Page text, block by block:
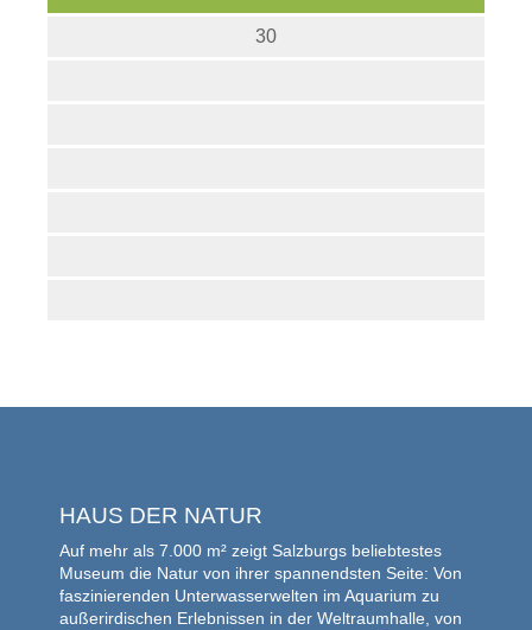
30
HAUS DER NATUR
Auf mehr als 7.000 m² zeigt Salzburgs beliebtestes
Museum die Natur von ihrer spannendsten Seite: Von
faszinierenden Unterwasserwelten im Aquarium zu
außerirdischen Erlebnissen in der Weltraumhalle, von